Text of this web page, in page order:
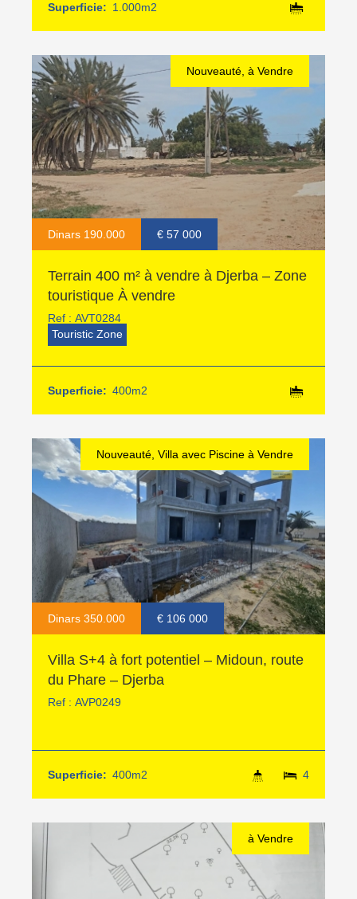
Superficie: 1.000m2
Nouveauté, à Vendre
Dinars 190.000 € 57 000
Terrain 400 m² à vendre à Djerba – Zone
touristique À vendre
Ref : AVT0284
Touristic Zone
Superficie: 400m2
Nouveauté, Villa avec Piscine à Vendre
Dinars 350.000 € 106 000
Villa S+4 à fort potentiel – Midoun, route
du Phare – Djerba
Ref : AVP0249
Superficie: 400m2 4
à Vendre